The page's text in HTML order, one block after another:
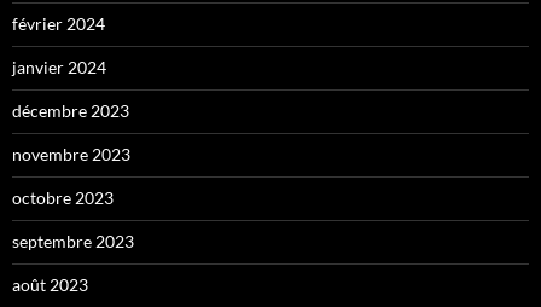
février 2024
janvier 2024
décembre 2023
novembre 2023
octobre 2023
septembre 2023
août 2023